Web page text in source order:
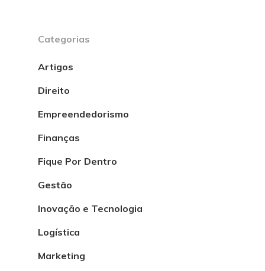
Categorias
Artigos
Direito
Empreendedorismo
Finanças
Fique Por Dentro
Gestão
Inovação e Tecnologia
Logística
Marketing